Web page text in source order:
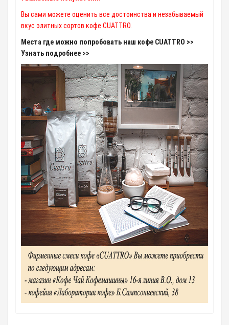
Вы сами можете оценить все достоинства и незабываемый
вкус элитных сортов кофе CUATTRO.
Места где можно попробовать наш кофе CUATTRO >>
Узнать подробнее >>